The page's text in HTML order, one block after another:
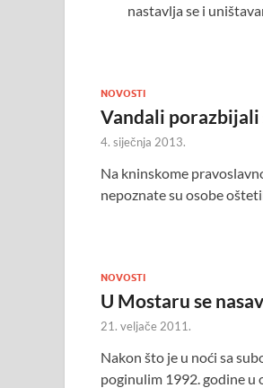
nastavlja se i
NOVOSTI
Vandali
4. siječnja 2013.
Na kninskome
nepoznate su osobe
NOVOSTI
U Mostaru se
21. veljače 2011.
Nakon što je u noći sa
poginulim 1992. godine u